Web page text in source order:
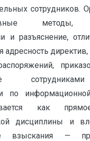
сотрудников.
методы,
и разъяснение,
адресность директив,
по
как
дисциплины и
взыскания —